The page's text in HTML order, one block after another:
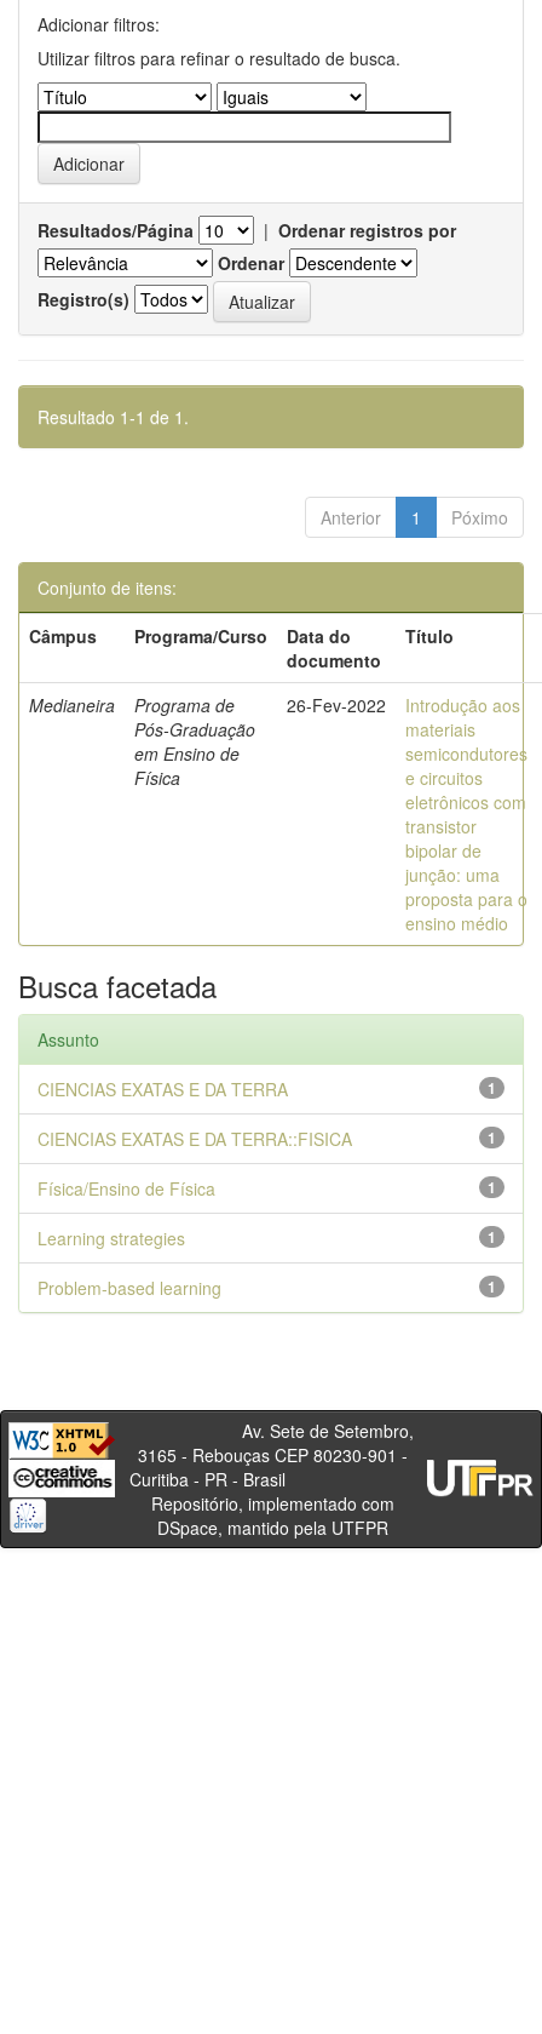
Adicionar filtros:
Utilizar filtros para refinar o resultado de busca.
Resultados/Página | Ordenar registros por
Ordenar
Registro(s)
Resultado 1-1 de 1.
Anterior 1 Póximo
Conjunto de itens:
Câmpus
Programa/Curso
Data do
documento
Título
Medianeira
Programa de
Pós-Graduação
em Ensino de
Física
26-Fev-2022
Introdução aos
materiais
semicondutores
e circuitos
eletrônicos com
transistor
bipolar de
junção: uma
proposta para o
ensino médio
Busca facetada
Assunto
1
CIENCIAS EXATAS E DA TERRA
1
CIENCIAS EXATAS E DA TERRA::FISICA
1
Física/Ensino de Física
1
Learning strategies
1
Problem-based learning
Av. Sete de Setembro,
3165 - Rebouças CEP 80230-901 -
Curitiba - PR - Brasil
Repositório, implementado com
DSpace, mantido pela UTFPR